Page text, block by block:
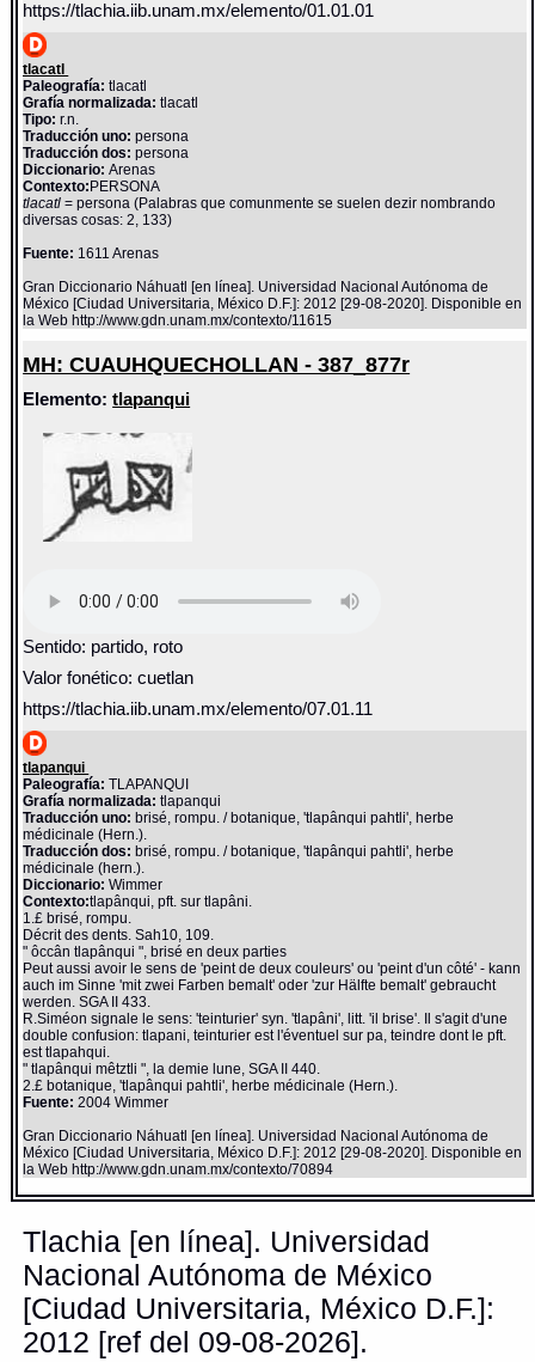
https://tlachia.iib.unam.mx/elemento/01.01.01
tlacatl
Paleografía: tlacatl
Grafía normalizada: tlacatl
Tipo: r.n.
Traducción uno: persona
Traducción dos: persona
Diccionario:Arenas
Contexto:PERSONA
tlacatl= persona (Palabras que comunmente se suelen dezir nombrando
diversas cosas: 2, 133)
Fuente: 1611 Arenas
Gran Diccionario Náhuatl [en línea]. Universidad Nacional Autónoma de
México [Ciudad Universitaria, México D.F.]: 2012 [29-08-2020]. Disponible en
la Web http://www.gdn.unam.mx/contexto/11615
MH: CUAUHQUECHOLLAN - 387_877r
Elemento:tlapanqui
Sentido: partido, roto
Valor fonético: cuetlan
https://tlachia.iib.unam.mx/elemento/07.01.11
tlapanqui
Paleografía: TLAPANQUI
Grafía normalizada: tlapanqui
Traducción uno: brisé, rompu. / botanique, 'tlapânqui pahtli', herbe
médicinale (Hern.).
Traducción dos: brisé, rompu. / botanique, 'tlapânqui pahtli', herbe
médicinale (hern.).
Diccionario:Wimmer
Contexto:tlapânqui, pft. sur tlapâni.
1.£ brisé, rompu.
Décrit des dents. Sah10, 109.
" ôccân tlapânqui ", brisé en deux parties
Peut aussi avoir le sens de 'peint de deux couleurs' ou 'peint d'un côté' - kann
auch im Sinne 'mit zwei Farben bemalt' oder 'zur Hälfte bemalt' gebraucht
werden. SGA II 433.
R.Siméon signale le sens: 'teinturier' syn. 'tlapâni', litt. 'il brise'. Il s'agit d'une
double confusion: tlapani, teinturier est l'éventuel sur pa, teindre dont le pft.
est tlapahqui.
" tlapânqui mêtztli ", la demie lune, SGA II 440.
2.£ botanique, 'tlapânqui pahtli', herbe médicinale (Hern.).
Fuente: 2004 Wimmer
Gran Diccionario Náhuatl [en línea]. Universidad Nacional Autónoma de
México [Ciudad Universitaria, México D.F.]: 2012 [29-08-2020]. Disponible en
la Web http://www.gdn.unam.mx/contexto/70894
Tlachia [en línea]. Universidad
Nacional Autónoma de México
[Ciudad Universitaria, México D.F.]:
2012 [ref del 09-08-2026].